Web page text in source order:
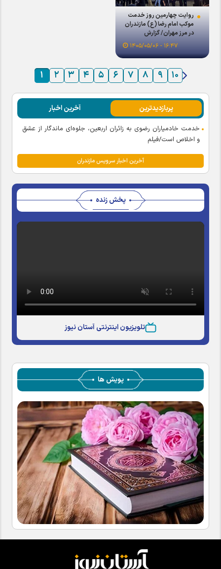
روایت چهارمین روز خدمت
موکب امام رضا (ع) مازندران
در مرز مهران/ گزارش
ویدئویی۱۶:۴۷ - ۱۴۰۵/۰۵/۰۶
۱ ۲ ۳ ۴ ۵ ۶ ۷ ۸ ۹ ۱۰
پربازدیدترین آخرین اخبار
خدمت خادمیاران رضوی به زائران اربعین، جلوه‌ای ماندگار از عشق
و اخلاص است/فیلم
آخرین اخبار سرویس مازندران
پخش زنده
تلویزیون اینترنتی آستان نیوز
پویش ها